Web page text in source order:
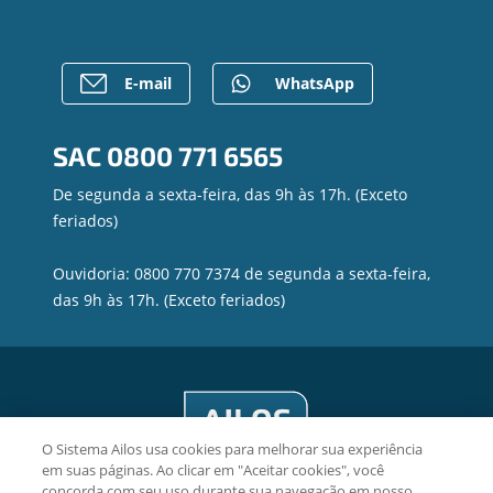
Para empresas
Caixa Eletrônico
Regularização de dívidas
Canal de Ética
E-mail WhatsApp
SAC 0800 771 6565
De segunda a sexta-feira, das 9h às 17h. (Exceto
feriados)
Ouvidoria: 0800 770 7374 de segunda a sexta-feira,
das 9h às 17h. (Exceto feriados)
O Sistema Ailos usa cookies para melhorar sua experiência
em suas páginas. Ao clicar em "Aceitar cookies", você